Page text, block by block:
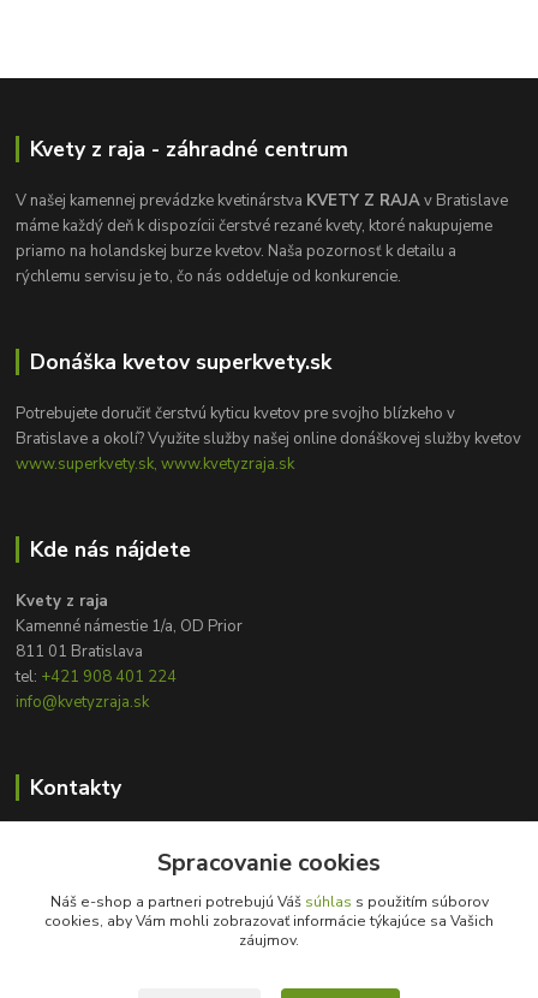
Kvety z raja - záhradné centrum
V našej kamennej prevádzke kvetinárstva KVETY Z RAJAv Bratislave
máme každý deň k dispozícii čerstvé rezané kvety, ktoré nakupujeme
priamo na holandskej burze kvetov. Naša pozornosť k detailu a
rýchlemu servisu je to, čo nás oddeľuje od konkurencie.
Donáška kvetov superkvety.sk
Potrebujete doručiť čerstvú kyticu kvetov pre svojho blízkeho v
Bratislave a okolí? Využite služby našej online donáškovej služby kvetov
www.superkvety.sk, www.kvetyzraja.sk
Kde nás nájdete
Kvety z raja
Kamenné námestie 1/a, OD Prior
811 01 Bratislava
tel: +421 908 401 224
info@kvetyzraja.sk
Kontakty
+421 908 401 224
info@kvetyzraja.sk
Spracovanie cookies
Náš e-shop a partneri potrebujú Váš súhlas s použitím súborov
cookies, aby Vám mohli zobrazovať informácie týkajúce sa Vašich
záujmov.